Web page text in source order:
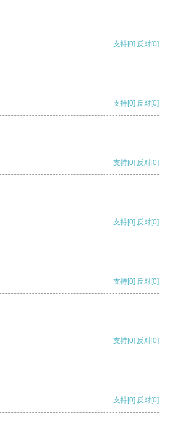
支持[0] 反对[0]
支持[0] 反对[0]
支持[0] 反对[0]
支持[0] 反对[0]
支持[0] 反对[0]
支持[0] 反对[0]
支持[0] 反对[0]